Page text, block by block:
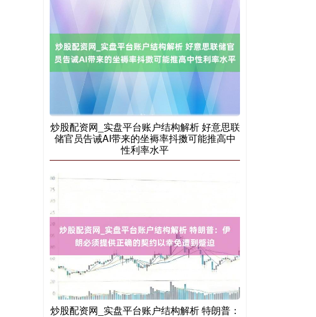
国债指数 229.59 -0.00 0.00%
期指IC0 7730.00 -1.00 -0.01%
炒股配资网_实盘平台账户结构解析 好意思联
储官员告诫AI带来的坐褥率抖擞可能推高中
性利率水平
炒股配资网_实盘平台账户结构解析 特朗普：